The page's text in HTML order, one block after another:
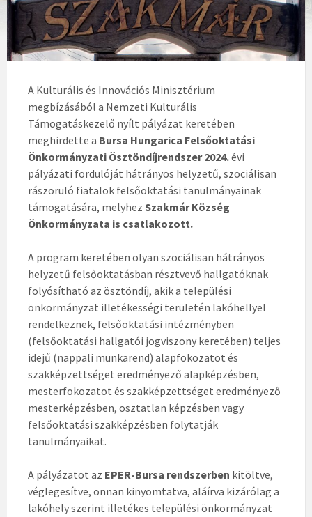
A Kulturális és Innovációs Minisztérium
megbízásából a Nemzeti Kulturális
Támogatáskezelő nyílt pályázat keretében
meghirdette a Bursa Hungarica Felsőoktatási
Önkormányzati Ösztöndíjrendszer 2024.évi
pályázati fordulóját hátrányos helyzetű, szociálisan
rászoruló fiatalok felsőoktatási tanulmányainak
támogatására, melyhez Szakmár Község
Önkormányzata is csatlakozott.
A program keretében olyan szociálisan hátrányos
helyzetű felsőoktatásban résztvevő hallgatóknak
folyósítható az ösztöndíj, akik a települési
önkormányzat illetékességi területén lakóhellyel
rendelkeznek, felsőoktatási intézményben
(felsőoktatási hallgatói jogviszony keretében) teljes
idejű (nappali munkarend) alapfokozatot és
szakképzettséget eredményező alapképzésben,
mesterfokozatot és szakképzettséget eredményező
mesterképzésben, osztatlan képzésben vagy
felsőoktatási szakképzésben folytatják
tanulmányaikat.
A pályázatot az EPER-Bursa rendszerben kitöltve,
véglegesítve, onnan kinyomtatva, aláírva kizárólag a
lakóhely szerint illetékes települési önkormányzat